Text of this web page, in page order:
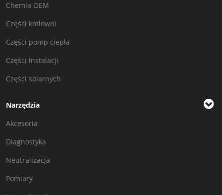
Chemia OEM
Części kotłowni
Części pomp ciepła
Części instalacji
Części solarnych
Narzędzia
Akcesoria
Diagnostyka
Neutralizacja
Pomiary